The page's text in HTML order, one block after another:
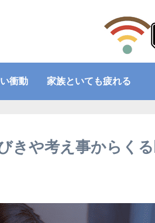
衝動 家族といても疲れる
きや考え事からく